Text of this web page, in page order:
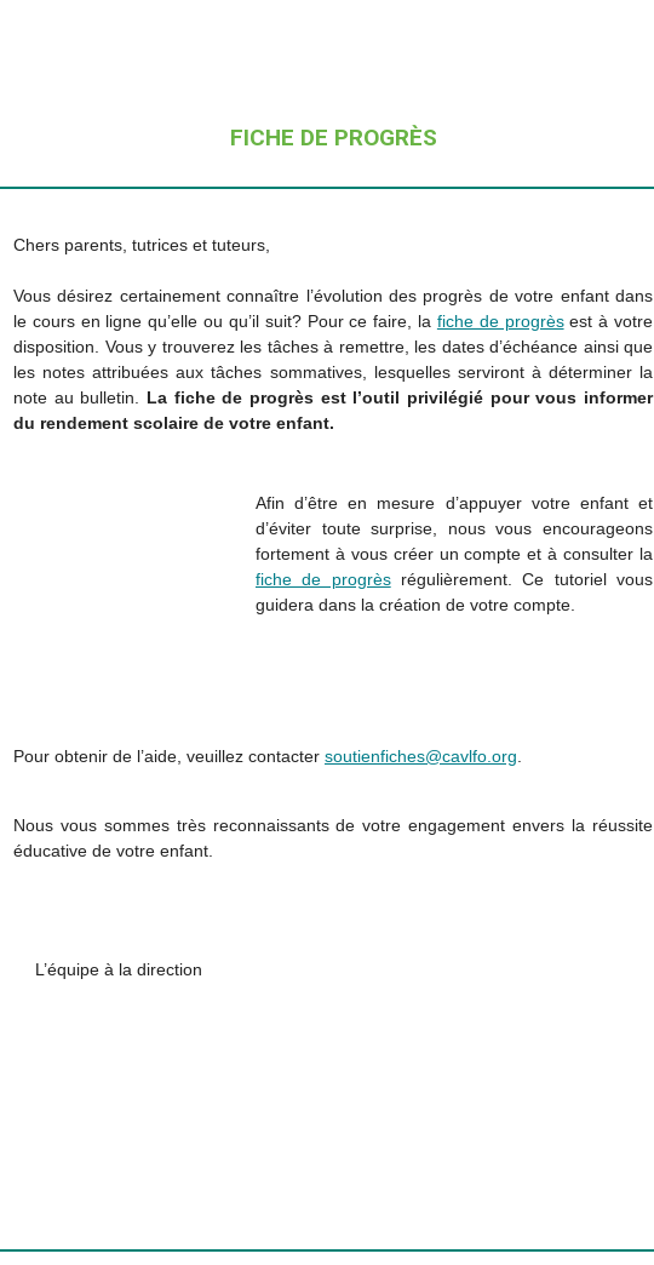
FICHE DE PROGRÈS
Chers parents, tutrices et tuteurs,
Vous désirez certainement connaître l’évolution des progrès de votre enfant dans
le cours en ligne qu’elle ou qu’il suit? Pour ce faire, la fiche de progrèsest à votre
disposition. Vous y trouverez les tâches à remettre, les dates d’échéance ainsi que
les notes attribuées aux tâches sommatives, lesquelles serviront à déterminer la
note au bulletin. La fiche de progrès est l’outil privilégié pour vous informer
du rendement scolaire de votre enfant.
Afin d’être en mesure d’appuyer votre enfant et
d’éviter toute surprise, nous vous encourageons
fortement à vous créer un compte et à consulter la
fiche de progrèsrégulièrement. Ce tutoriel vous
guidera dans la création de votre compte.
Pour obtenir de l’aide, veuillez contacter soutienfiches@cavlfo.org
Nous vous sommes très reconnaissants de votre engagement envers la réussite
éducative de votre enfant.
L’équipe à la direction